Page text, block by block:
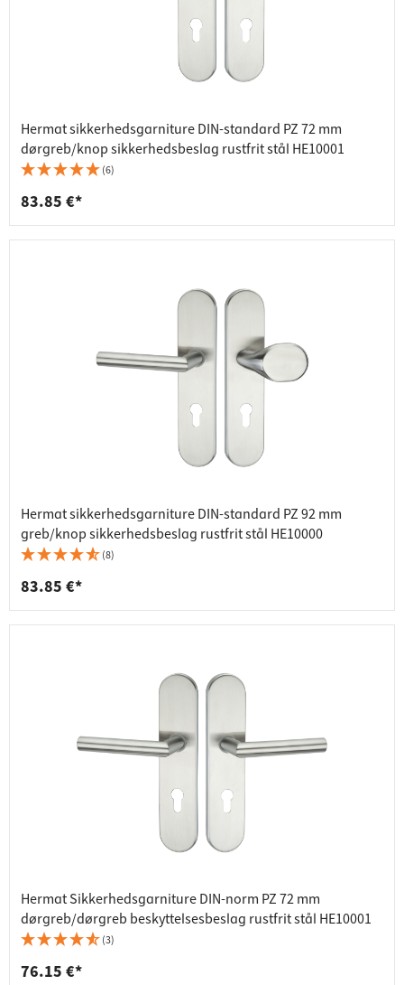
Hermat sikkerhedsgarniture DIN-standard PZ 72 mm
dørgreb/knop sikkerhedsbeslag rustfrit stål HE10001
(6)
83.85 €*
Hermat sikkerhedsgarniture DIN-standard PZ 92 mm
greb/knop sikkerhedsbeslag rustfrit stål HE10000
(8)
83.85 €*
Hermat Sikkerhedsgarniture DIN-norm PZ 72 mm
dørgreb/dørgreb beskyttelsesbeslag rustfrit stål HE10001
(3)
76.15 €*